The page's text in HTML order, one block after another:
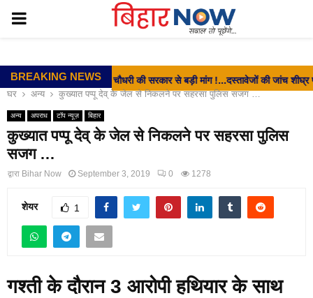
PRIMARY
BREAKING NEWS
⇝ EX- MLC दिलीप चौधरी की सरकार से बड़ी मांग !...दस्तावेजों की जांच शीघ्र पूरी
घर अन्य कुख्यात पप्पू देव् के जेल से निकलने पर सहरसा पुलिस सजग …
अन्य अपराध टॉप न्यूज़ बिहार
कुख्यात पप्पू देव् के जेल से निकलने पर सहरसा पुलिस
सजग …
द्वारा Bihar Now September 3, 2019 0 1278
शेयर 1
गश्ती के दौरान 3 आरोपी हथियार के साथ